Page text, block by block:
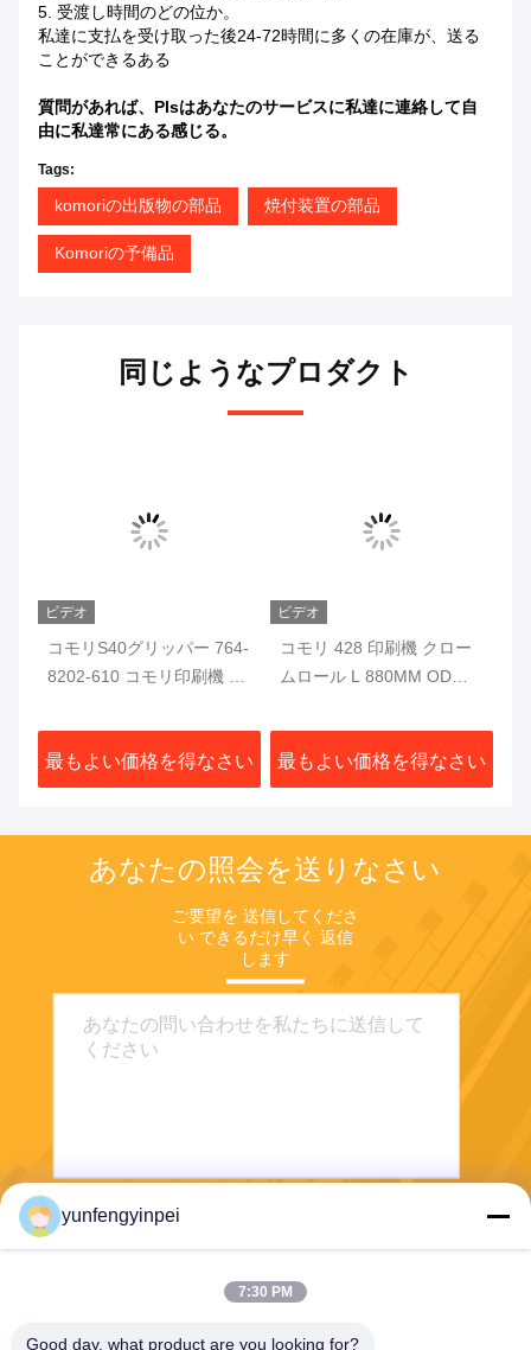
5. 受渡し時間のどの位か。
私達に支払を受け取った後24-72時間に多くの在庫が、送る
ことができるある
質問があれば、plsはあなたのサービスに私達に連絡して自
由に私達常にある感じる。
Tags:
komoriの出版物の部品 焼付装置の部品
Komoriの予備品
同じようなプロダクト
ビデオ
コモリS40グリッパー 764-
8202-610 コモリ印刷機 部
最もよい価格を得なさい
ビデオ
コモリ 428 印刷機 クロー
ムロール L 880MM OD
印刷機用 部品
最もよい価格を得なさい
あなたの照会を送りなさい
ご要望を 送信してくださ
い できるだけ早く 返信
します
yunfengyinpei
7:30 PM
Good day, what product are you looking for?